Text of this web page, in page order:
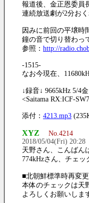
報道後、金正恩委員
連続放送劇が2分お
因みに前回の平壌時
鐘の音で切り替わっ
参照： http://
-1515-
なお今現在、
↓録音↓ 9665kHz 5/4
<Saitama RX:ICF-
添付： 4213.mp3
XYZ
No.4214
2018/05/04(Fri) 20:28
天野さん、こんばん
774kHzさん、チェ
■北朝鮮標準時再変更
本体のチェックは天
よろしくお願いしま